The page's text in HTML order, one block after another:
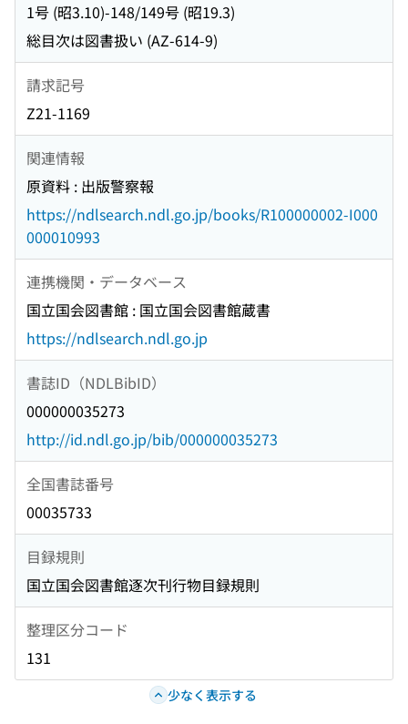
1号 (昭3.10)-148/149号 (昭19.3)
総目次は図書扱い (AZ-614-9)
請求記号
Z21-1169
関連情報
原資料 : 出版警察報
https://ndlsearch.ndl.go.jp/books/R100000002-I000
000010993
連携機関・データベース
国立国会図書館 : 国立国会図書館蔵書
https://ndlsearch.ndl.go.jp
書誌ID（NDLBibID）
000000035273
http://id.ndl.go.jp/bib/000000035273
全国書誌番号
00035733
目録規則
国立国会図書館逐次刊行物目録規則
整理区分コード
131
少なく表示する